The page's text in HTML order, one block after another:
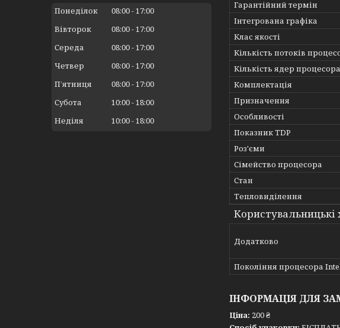
Гарантійний термін
Інтегрована графіка
Клас якості
Кількість потоків
Кількість ядер процесора
Комплектація
Призначення
Особливості
Показник TDP
Роз'єми
Сімейство процесора
Стан
Тепловиділення
Користувальницькі
Додатково
Покоління процесора
ІНФОРМАЦІЯ ДЛЯ
Ціна: 200 ₴
Понеділок 08:00 17:00
Вівторок
08:00 17:00
Середа
08:00 17:00
Четвер
08:00 17:00
Пʼятниця
08:00 17:00
Субота
10:00 18:00
Неділя
10:00 18:00